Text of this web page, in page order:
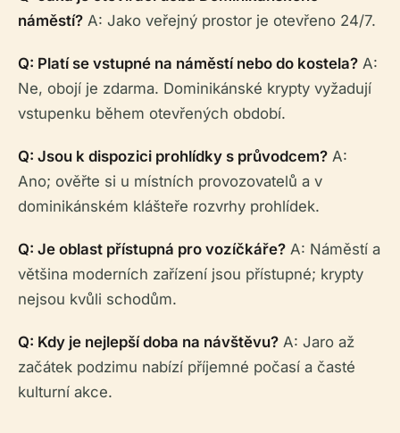
náměstí? A: Jako veřejný prostor je otevřeno 24/7.
Q: Platí se vstupné na náměstí nebo do kostela? A:
Ne, obojí je zdarma. Dominikánské krypty vyžadují
vstupenku během otevřených období.
Q: Jsou k dispozici prohlídky s průvodcem? A:
Ano; ověřte si u místních provozovatelů a v
dominikánském klášteře rozvrhy prohlídek.
Q: Je oblast přístupná pro vozíčkáře? A: Náměstí a
většina moderních zařízení jsou přístupné; krypty
nejsou kvůli schodům.
Q: Kdy je nejlepší doba na návštěvu? A: Jaro až
začátek podzimu nabízí příjemné počasí a časté
kulturní akce.